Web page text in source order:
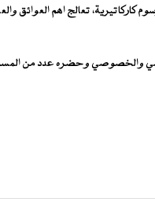
تعالج اهم العوائق
والخصوصي وحضره عدد من